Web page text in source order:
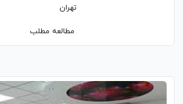
تهران
مطالعه مطلب